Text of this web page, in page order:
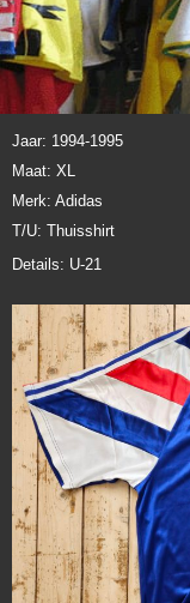
Jaar: 1994-1995
Maat: XL
Merk: Adidas
T/U: Thuisshirt
Details: U-21